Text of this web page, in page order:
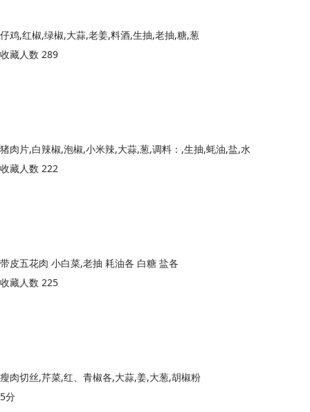
仔鸡,红椒,绿椒,大蒜,老姜,料酒,生抽,老抽,糖,葱
收藏人数 289
猪肉片,白辣椒,泡椒,小米辣,大蒜,葱,调料：,生抽,蚝油,盐,水
收藏人数 222
带皮五花肉 小白菜,老抽 耗油各 白糖 盐各
收藏人数 225
瘦肉切丝,芹菜,红、青椒各,大蒜,姜,大葱,胡椒粉
5分